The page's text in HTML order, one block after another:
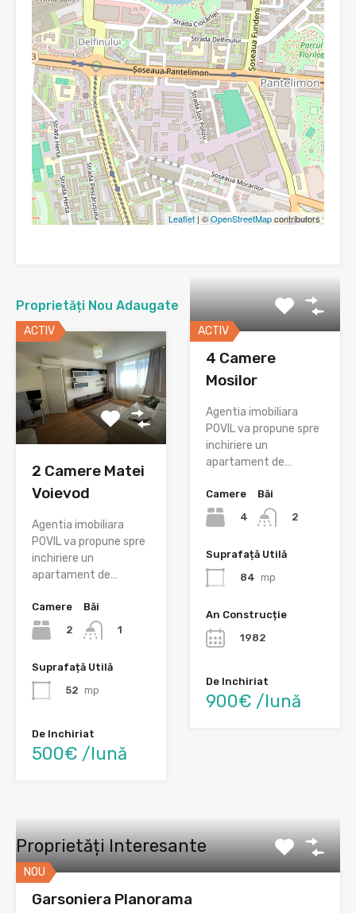
Leaflet | ©OpenStreetMapcontributors
Proprietăți Nou Adaugate
ACTIV
2 Camere Matei
Voievod
Agentia imobiliara
POVIL va propune spre
inchiriere un
apartament de…
Camere
2
Băi
1
Suprafață Utilă
52 mp
De Inchiriat
500€ /lună
ACTIV
4 Camere
Mosilor
Agentia imobiliara
POVIL va propune spre
inchiriere un
apartament de…
Camere
4
Băi
2
Suprafață Utilă
84 mp
An Construcție
1982
De Inchiriat
900€ /lună
Proprietăți Interesante
NOU
Garsoniera Planorama